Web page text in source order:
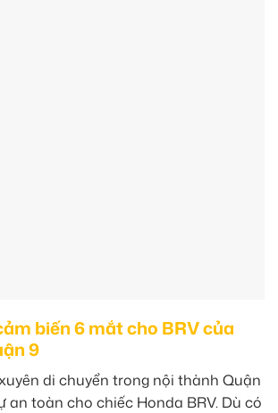
biến 6 mắt cho BRV của
9
di chuyển trong nội thành Quận
an toàn cho chiếc Honda BRV. Dù có